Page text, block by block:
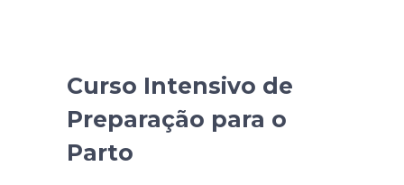
Curso Intensivo de
Preparação para o
Parto